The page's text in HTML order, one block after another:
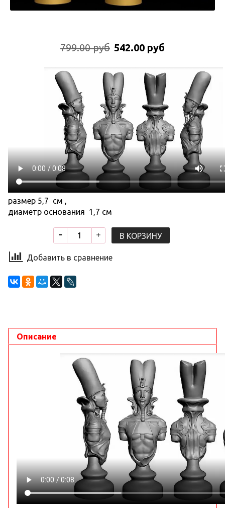
799.00 руб 542.00 руб
размер 5,7 см ,
диаметр основания 1,7 см
В КОРЗИНУ
Добавить в сравнение
Описание